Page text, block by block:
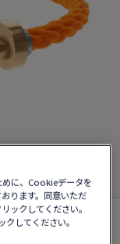
めに、Cookieデータを
ります。同意いただ
ックしてください。
してください。